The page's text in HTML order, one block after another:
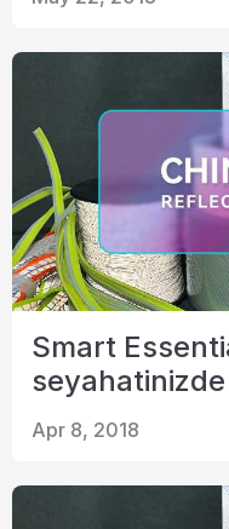
Video
Temas etmek
Smart
Apr 8, 2018